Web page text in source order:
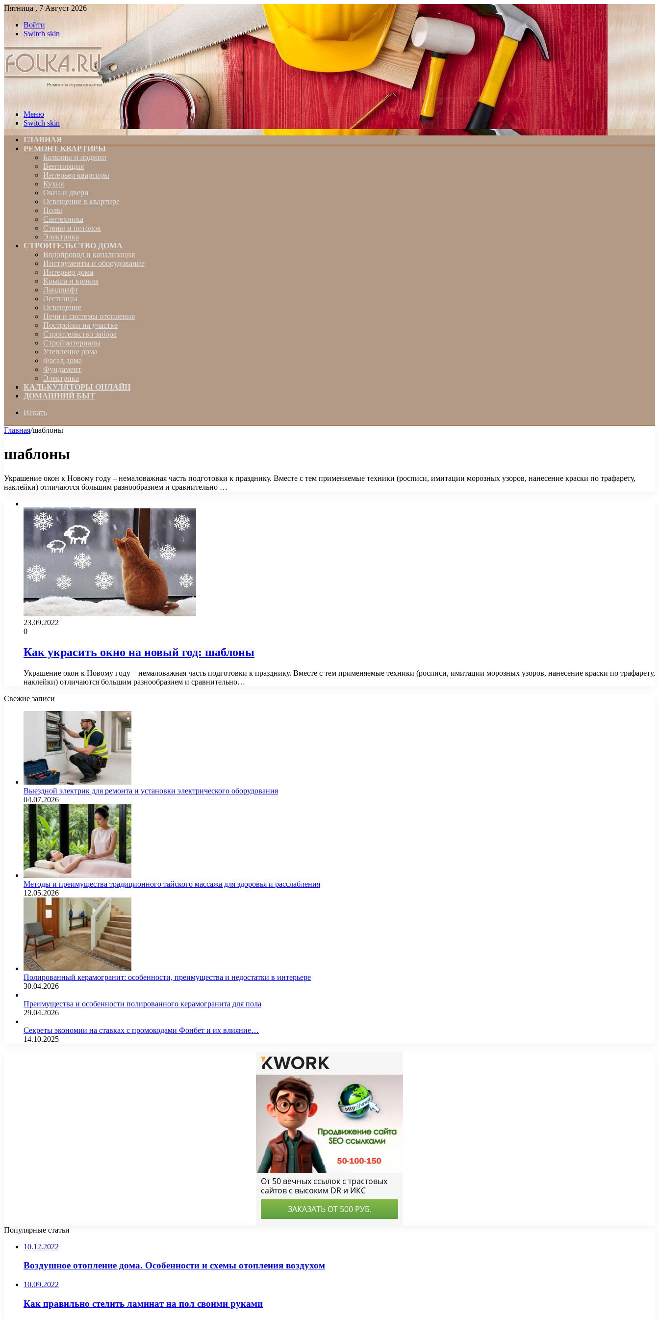
Пятница , 7 Август 2026
Войти
Switch skin
Меню
Switch skin
ГЛАВНАЯ
РЕМОНТ КВАРТИРЫ
Балконы и лоджии
Вентиляция
Интерьер квартиры
Кухня
Окна и двери
Освещение в квартире
Полы
Сантехника
Стены и потолок
Электрика
СТРОИТЕЛЬСТВО ДОМА
Водопровод и канализация
Инструменты и оборудование
Интерьер дома
Крыша и кровля
Ландшафт
Лестницы
Освещение
Печи и системы отопления
Постройки на участке
Строительство забора
Стройматериалы
Утепление дома
Фасад дома
Фундамент
Электрика
КАЛЬКУЛЯТОРЫ ОНЛАЙН
ДОМАШНИЙ БЫТ
Искать
Главная/шаблоны
шаблоны
Украшение окон к Новому году – немаловажная часть подготовки к празднику. Вместе с тем применяемые техники (росписи, имитации морозных узоров, нанесение краски по трафарету,
наклейки) отличаются большим разнообразием и сравнительно …
23.09.2022
0
Как украсить окно на новый год: шаблоны
Украшение окон к Новому году – немаловажная часть подготовки к празднику. Вместе с тем применяемые техники (росписи, имитации морозных узоров, нанесение краски по трафарету,
наклейки) отличаются большим разнообразием и сравнительно…
Свежие записи
Выездной электрик для ремонта и установки электрического оборудования
04.07.2026
Методы и преимущества традиционного тайского массажа для здоровья и расслабления
12.05.2026
Полированный керамогранит: особенности, преимущества и недостатки в интерьере
30.04.2026
Преимущества и особенности полированного керамогранита для пола
29.04.2026
Секреты экономии на ставках с промокодами Фонбет и их влияние…
14.10.2025
Популярные статьи
10.12.2022
Воздушное отопление дома. Особенности и схемы отопления воздухом
10.09.2022
Как правильно стелить ламинат на пол своими руками